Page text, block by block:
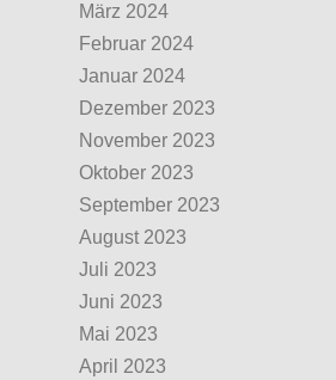
März 2024
Februar 2024
Januar 2024
Dezember 2023
November 2023
Oktober 2023
September 2023
August 2023
Juli 2023
Juni 2023
Mai 2023
April 2023